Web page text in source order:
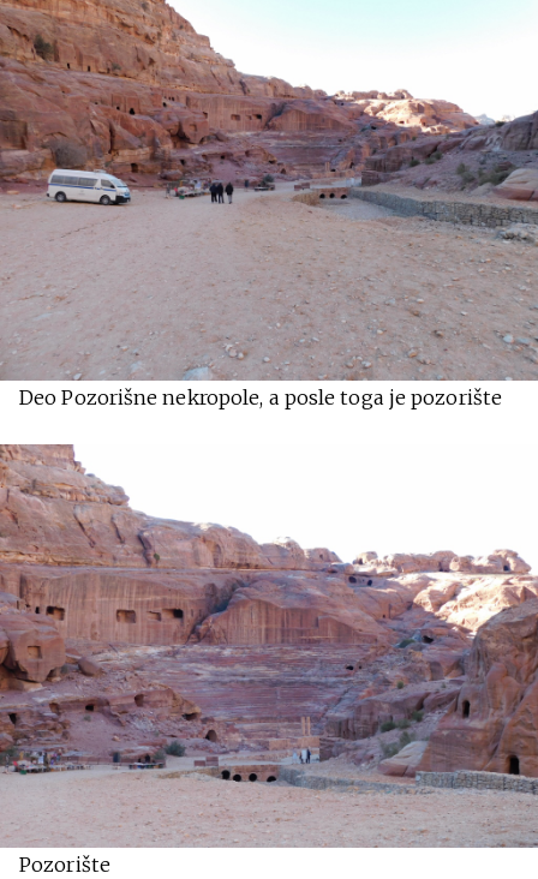
Deo Pozorišne nekropole, a posle toga je pozorište
Pozorište